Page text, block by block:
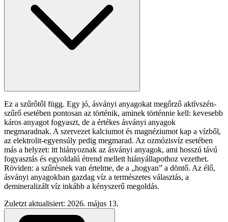
Ez a szűrőtől függ. Egy jó, ásványi anyagokat megőrző aktívszén-
szűrő esetében pontosan az történik, aminek történnie kell: kevesebb
káros anyagot fogyaszt, de a értékes ásványi anyagok
megmaradnak. A szervezet kalciumot és magnéziumot kap a vízből,
az elektrolit-egyensúly pedig megmarad. Az ozmózisvíz esetében
más a helyzet: itt hiányoznak az ásványi anyagok, ami hosszú távú
fogyasztás és egyoldalú étrend mellett hiányállapothoz vezethet.
Röviden: a szűrésnek van értelme, de a „hogyan” a döntő. Az élő,
ásványi anyagokban gazdag víz a természetes választás, a
demineralizált víz inkább a kényszerű megoldás.
Zuletzt aktualisiert: 2026. május 13.